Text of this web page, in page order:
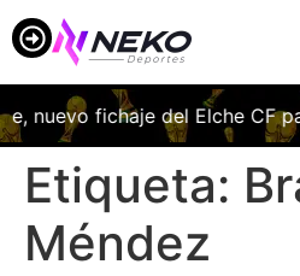
nuevo fichaje del Elche CF
Etiqueta:
Méndez